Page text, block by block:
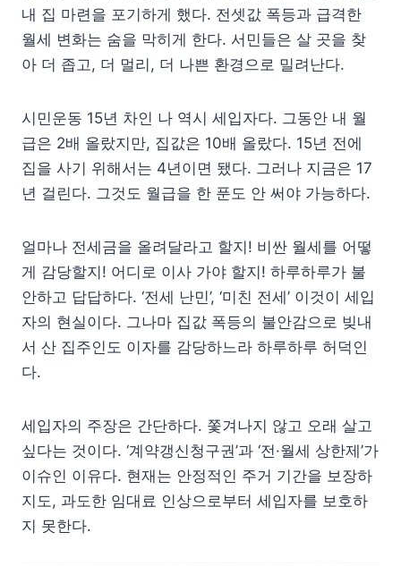
내 집 마련을 포기하게 했다. 전셋값 폭등과 급격한
월세 변화는 숨을 막히게 한다. 서민들은 살 곳을 찾
아 더 좁고, 더 멀리, 더 나쁜 환경으로 밀려난다.
시민운동 15년 차인 나 역시 세입자다. 그동안 내 월
급은 2배 올랐지만, 집값은 10배 올랐다. 15년 전에
집을 사기 위해서는 4년이면 됐다. 그러나 지금은 17
년 걸린다. 그것도 월급을 한 푼도 안 써야 가능하다.
얼마나 전세금을 올려달라고 할지! 비싼 월세를 어떻
게 감당할지! 어디로 이사 가야 할지! 하루하루가 불
안하고 답답하다. ‘전세 난민’, ‘미친 전세’ 이것이 세입
자의 현실이다. 그나마 집값 폭등의 불안감으로 빚내
서 산 집주인도 이자를 감당하느라 하루하루 허덕인
다.
세입자의 주장은 간단하다. 쫓겨나지 않고 오래 살고
싶다는 것이다. ‘계약갱신청구권’과 ‘전·월세 상한제’가
이슈인 이유다. 현재는 안정적인 주거 기간을 보장하
지도, 과도한 임대료 인상으로부터 세입자를 보호하
지 못한다.